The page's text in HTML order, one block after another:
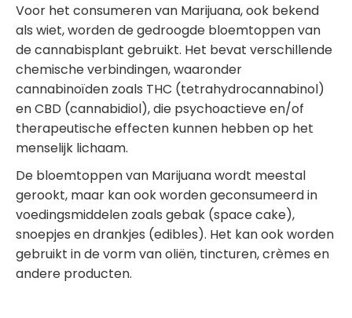
Voor het consumeren van Marijuana, ook bekend
als wiet, worden de gedroogde bloemtoppen van
de cannabisplant gebruikt. Het bevat verschillende
chemische verbindingen, waaronder
cannabinoïden zoals THC (tetrahydrocannabinol)
en CBD (cannabidiol), die psychoactieve en/of
therapeutische effecten kunnen hebben op het
menselijk lichaam.
De bloemtoppen van Marijuana wordt meestal
gerookt, maar kan ook worden geconsumeerd in
voedingsmiddelen zoals gebak (space cake),
snoepjes en drankjes (edibles). Het kan ook worden
gebruikt in de vorm van oliën, tincturen, crèmes en
andere producten.